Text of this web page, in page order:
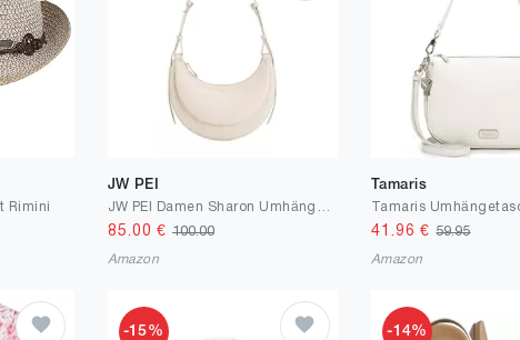
Rimini
JW PEI
85.00 € 100.00
Amazon
Tamaris
41.96 €59.95
Amazon
-15% -14%